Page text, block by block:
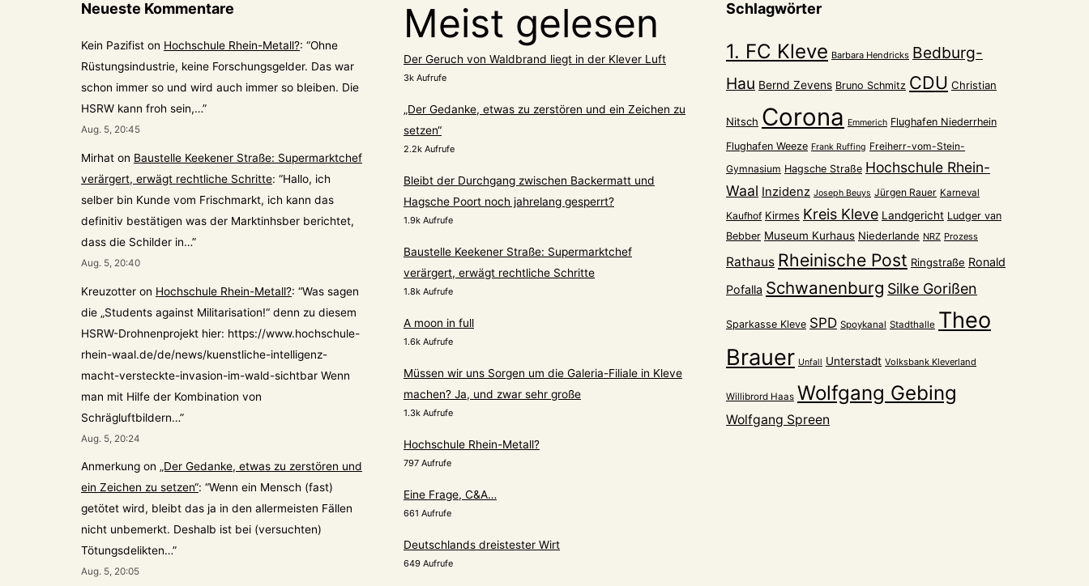
Neueste Kommentare
Kein Pazifist on Hochschule Rhein-Metall?: “Ohne
Rüstungsindustrie, keine Forschungsgelder. Das war
schon immer so und wird auch immer so bleiben. Die
HSRW kann froh sein,…”
Aug. 5, 20:45
Mirhat on Baustelle Keekener Straße: Supermarktchef
verärgert, erwägt rechtliche Schritte: “Hallo, ich
selber bin Kunde vom Frischmarkt, ich kann das
definitiv bestätigen was der Marktinhsber berichtet,
dass die Schilder in…”
Aug. 5, 20:40
Kreuzotter on Hochschule Rhein-Metall?: “Was sagen
die „Students against Militarisation!“ denn zu diesem
HSRW-Drohnenprojekt hier: https://www.hochschule-
rhein-waal.de/de/news/kuenstliche-intelligenz-
macht-versteckte-invasion-im-wald-sichtbar Wenn
man mit Hilfe der Kombination von
Schrägluftbildern…”
Aug. 5, 20:24
Anmerkung on „Der Gedanke, etwas zu zerstören und
ein Zeichen zu setzen“: “Wenn ein Mensch (fast)
getötet wird, bleibt das ja in den allermeisten Fällen
nicht unbemerkt. Deshalb ist bei (versuchten)
Tötungsdelikten…”
Aug. 5, 20:05
Meist gelesen
Der Geruch von Waldbrand liegt in der Klever Luft
3k Aufrufe
„Der Gedanke, etwas zu zerstören und ein Zeichen zu
setzen“
2.2k Aufrufe
Bleibt der Durchgang zwischen Backermatt und
Hagsche Poort noch jahrelang gesperrt?
1.9k Aufrufe
Baustelle Keekener Straße: Supermarktchef
verärgert, erwägt rechtliche Schritte
1.8k Aufrufe
A moon in full
1.6k Aufrufe
Müssen wir uns Sorgen um die Galeria-Filiale in Kleve
machen? Ja, und zwar sehr große
1.3k Aufrufe
Hochschule Rhein-Metall?
797 Aufrufe
Eine Frage, C&A…
661 Aufrufe
Deutschlands dreistester Wirt
649 Aufrufe
Schlagwörter
1. FC Kleve Barbara Hendricks Bedburg-
Hau Bernd Zevens Bruno Schmitz CDU Christian
Nitsch Corona Emmerich Flughafen Niederrhein
Flughafen Weeze Frank Ruffing Freiherr-vom-Stein-
Gymnasium Hagsche Straße Hochschule Rhein-
Waal Inzidenz Joseph Beuys Jürgen Rauer Karneval
Kaufhof Kirmes Kreis Kleve Landgericht Ludger van
Bebber Museum Kurhaus Niederlande NRZ Prozess
Rathaus Rheinische Post Ringstraße Ronald
Pofalla Schwanenburg Silke Gorißen
Sparkasse Kleve SPD Spoykanal Stadthalle Theo
Brauer Unfall Unterstadt Volksbank Kleverland
Willibrord Haas Wolfgang Gebing
Wolfgang Spreen